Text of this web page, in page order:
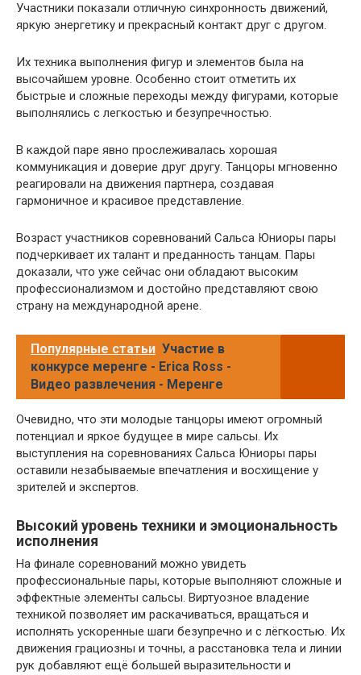
Участники показали отличную синхронность движений,
яркую энергетику и прекрасный контакт друг с другом.
Их техника выполнения фигур и элементов была на
высочайшем уровне. Особенно стоит отметить их
быстрые и сложные переходы между фигурами, которые
выполнялись с легкостью и безупречностью.
В каждой паре явно прослеживалась хорошая
коммуникация и доверие друг другу. Танцоры мгновенно
реагировали на движения партнера, создавая
гармоничное и красивое представление.
Возраст участников соревнований Сальса Юниоры пары
подчеркивает их талант и преданность танцам. Пары
доказали, что уже сейчас они обладают высоким
профессионализмом и достойно представляют свою
страну на международной арене.
Популярные статьи Участие в
конкурсе меренге - Erica Ross -
Видео развлечения - Меренге
Очевидно, что эти молодые танцоры имеют огромный
потенциал и яркое будущее в мире сальсы. Их
выступления на соревнованиях Сальса Юниоры пары
оставили незабываемые впечатления и восхищение у
зрителей и экспертов.
Высокий уровень техники и эмоциональность
исполнения
На финале соревнований можно увидеть
профессиональные пары, которые выполняют сложные и
эффектные элементы сальсы. Виртуозное владение
техникой позволяет им раскачиваться, вращаться и
исполнять ускоренные шаги безупречно и с лёгкостью. Их
движения грациозны и точны, а расстановка тела и линии
рук добавляют ещё большей выразительности и